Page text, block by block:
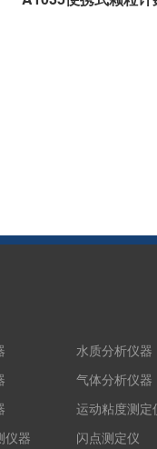
仪器
水质分析仪器
气体分析仪器
运动粘度测定
闪点测定仪